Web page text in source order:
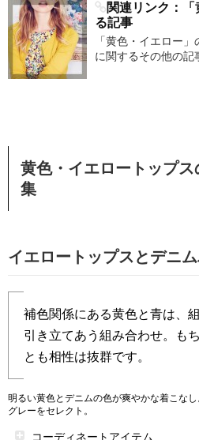
関連リンク：
る記事
「黄色・イエロー
に関するその他の記
黄色・イエロートップス
集
イエロートップスとデニ
補色関係にある黄色と青は、
引き立てあう組み合わせ。も
とも相性は抜群です。
明るい黄色とデニムの色が爽やかな着こな
グレーをセレクト。
コーディネートアイテム